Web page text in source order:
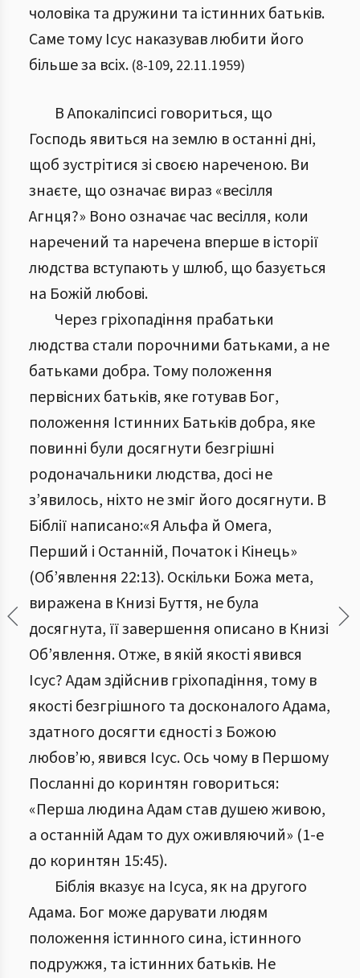
чоловіка та дружини та істинних батьків.
Саме тому Ісус наказував любити його
більше за всіх. (8-109, 22.11.1959)
В Апокаліпсисі говориться, що
Господь явиться на землю в останні дні,
щоб зустрітися зі своєю нареченою. Ви
знаєте, що означає вираз «весілля
Агнця?» Воно означає час весілля, коли
наречений та наречена вперше в історії
людства вступають у шлюб, що базується
на Божій любові.
Через гріхопадіння прабатьки
людства стали порочними батьками, а не
батьками добра. Тому положення
первісних батьків, яке готував Бог,
положення Істинних Батьків добра, яке
повинні були досягнути безгрішні
родоначальники людства, досі не
з’явилось, ніхто не зміг його досягнути. В
Біблії написано:«Я Альфа й Омега,
Перший і Останній, Початок і Кінець»
(Об’явлення 22:13). Оскільки Божа мета,
виражена в Книзі Буття, не була
досягнута, її завершення описано в Книзі
Об’явлення. Отже, в якій якості явився
Ісус? Адам здійснив гріхопадіння, тому в
якості безгрішного та досконалого Адама,
здатного досягти єдності з Божою
любов’ю, явився Ісус. Ось чому в Першому
Посланні до коринтян говориться:
«Перша людина Адам став душею живою,
а останній Адам то дух оживляючий» (1-е
до коринтян 15:45).
Біблія вказує на Ісуса, як на другого
Адама. Бог може дарувати людям
положення істинного сина, істинного
подружжя, та істинних батьків. Не